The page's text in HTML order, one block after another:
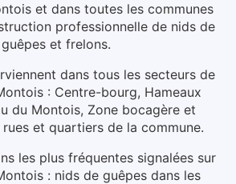
et dans toutes les communes
professionnelle de nids de
guêpes et frelons.
dans tous les secteurs de
: Centre-bourg, Hameaux
du Montois, Zone bocagère et
et quartiers de la commune.
les plus fréquentes signalées sur
: nids de guêpes dans les